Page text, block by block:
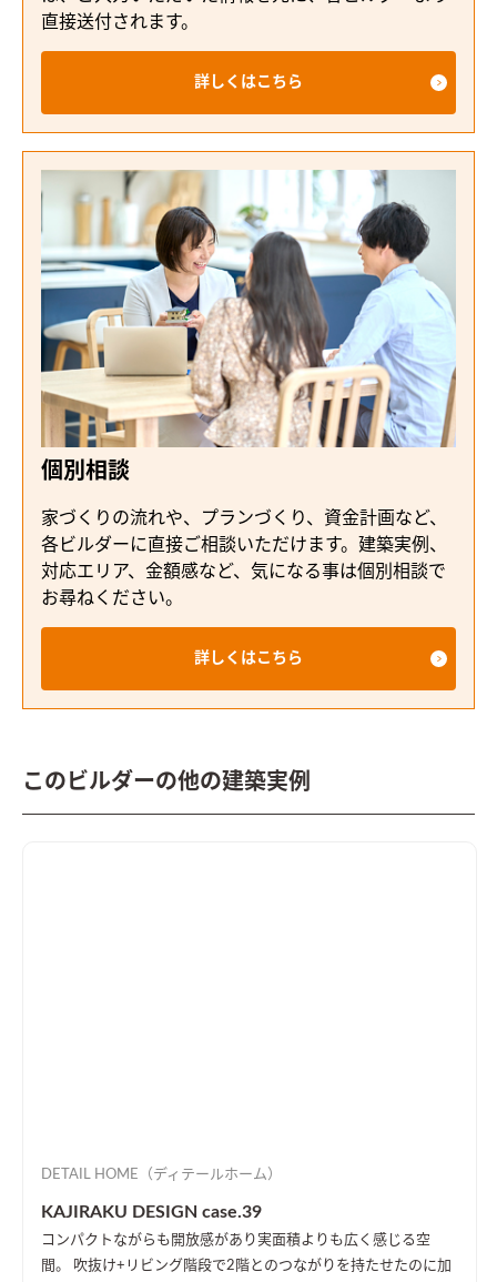
直接送付されます。
詳しくはこちら
個別相談
家づくりの流れや、プランづくり、資金計画など、
各ビルダーに直接ご相談いただけます。建築実例、
対応エリア、金額感など、気になる事は個別相談で
お尋ねください。
詳しくはこちら
このビルダーの他の建築実例
DETAIL HOME（ディテールホーム）
KAJIRAKU DESIGN case.39
コンパクトながらも開放感があり実面積よりも広く感じる空
間。 吹抜け+リビング階段で2階とのつながりを持たせたのに加